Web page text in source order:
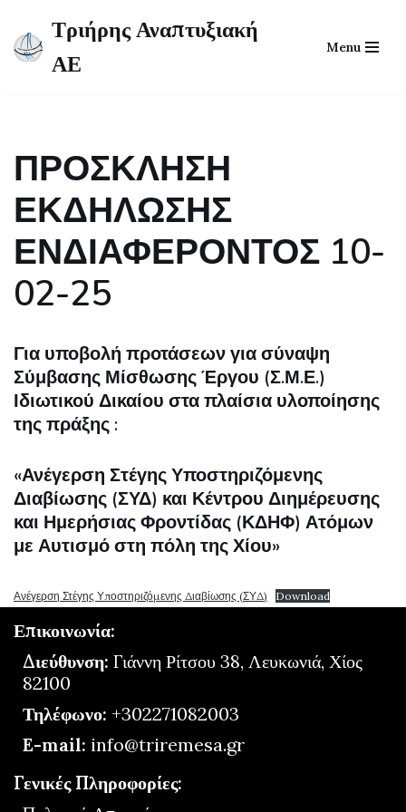
Skip
Τριήρης Αναπτυξιακή
ΑΕ
Menu
ΠΡΟΣΚΛΗΣΗ
ΕΚΔΗΛΩΣΗΣ
ΕΝΔΙΑΦΕΡΟΝΤΟΣ 10-
02-25
Για υποβολή προτάσεων για σύναψη
Σύμβασης Μίσθωσης Έργου (Σ.Μ.Ε.)
Ιδιωτικού Δικαίου στα πλαίσια υλοποίησης
της πράξης :
«Ανέγερση Στέγης Υποστηριζόμενης
Διαβίωσης (ΣΥΔ) και Κέντρου Διημέρευσης
και Ημερήσιας Φροντίδας (ΚΔΗΦ) Ατόμων
με Αυτισμό στη πόλη της Χίου»
Ανέγερση Στέγης Υποστηριζόμενης Διαβίωσης (ΣΥΔ) Download
Επικοινωνία:
Διεύθυνση: Γιάννη Ρίτσου 38, Λευκωνιά, Χίος
82100
Τηλέφωνο: +302271082003
E-mail: info@triremesa.gr
Γενικές Πληροφορίες: